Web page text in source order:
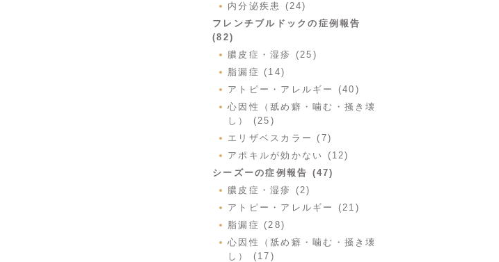
内分泌疾患 (24)
フレンチブルドックの症例報告
(82)
膿皮症・湿疹 (25)
脂漏症 (14)
アトピー・アレルギー (40)
心因性（舐め癖・噛む・掻き壊
し） (25)
エリザベスカラー (7)
アポキルが効かない (12)
シーズーの症例報告 (47)
膿皮症・湿疹 (2)
アトピー・アレルギー (21)
脂漏症 (28)
心因性（舐め癖・噛む・掻き壊
し） (17)